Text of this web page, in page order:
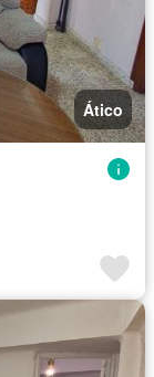
Ático